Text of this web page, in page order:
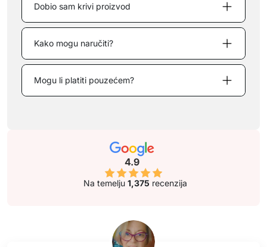
Dobio sam krivi proizvod
Kako mogu naručiti?
Mogu li platiti pouzećem?
4.9
Na temelju 1,375 recenzija